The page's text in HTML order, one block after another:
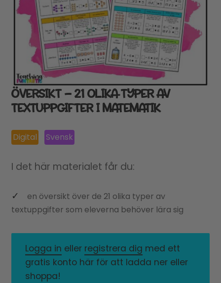
ÖVERSIKT – 21 OLIKA TYPER AV
TEXTUPPGIFTER I MATEMATIK
Digital Svensk
I det här materialet får du:
en översikt över de 21 olika typer av
textuppgifter som eleverna behöver lära sig
Logga in eller registrera dig med ett
gratis konto här för att ladda ner eller
shoppa!